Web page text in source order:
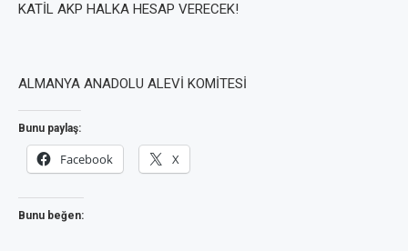
KATİL AKP HALKA HESAP VERECEK!
ALMANYA ANADOLU ALEVİ KOMİTESİ
Bunu paylaş:
Facebook X
Bunu beğen: